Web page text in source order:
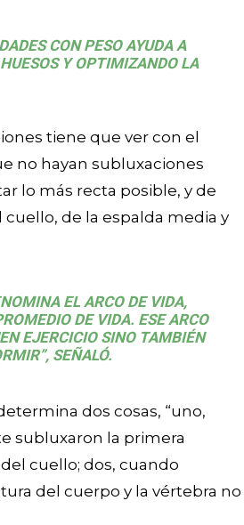
CON PESO AYUDA A
Y OPTIMIZANDO LA
tiene que ver con el
no hayan subluxaciones
lo más recta posible, y de
de la espalda media y
EL ARCO DE VIDA,
DE VIDA. ESE ARCO
EJERCICIO SINO TAMBIÉN
SEÑALÓ.
dos cosas, “uno,
subluxaron la primera
cuello; dos, cuando
del cuerpo y la vértebra no